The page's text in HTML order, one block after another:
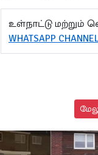
உள்நாட்டு மற்றும்
WHATSAPP